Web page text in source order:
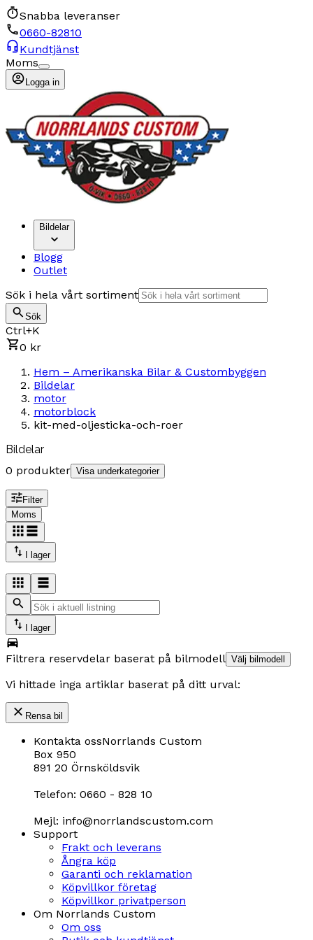
Snabba leveranser
0660-82810
Kundtjänst
Moms
Logga in
Bildelar
Blogg
Outlet
Sök i hela vårt sortiment
Sök
Ctrl+K
0 kr
Hem – Amerikanska Bilar & Custombyggen
Bildelar
motor
motorblock
kit-med-oljesticka-och-roer
Bildelar
0 produkter Visa underkategorier
Filter
Moms
I lager
I lager
Filtrera reservdelar baserat på bilmodell Välj bilmodell
Vi hittade inga artiklar baserat på ditt urval:
Rensa bil
Kontakta ossNorrlands Custom
Box 950
891 20 Örnsköldsvik
Telefon: 0660 - 828 10
Mejl: info@norrlandscustom.com
Support
Frakt och leverans
Ångra köp
Garanti och reklamation
Köpvillkor företag
Köpvillkor privatperson
Om Norrlands Custom
Om oss